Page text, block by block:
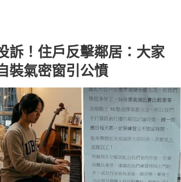
訴！住戶反擊鄰居：大家
氣密窗引公憤